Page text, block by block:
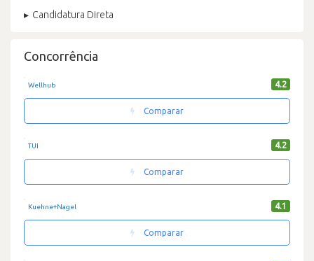
Candidatura Direta
Concorrência
Wellhub 4.2
Comparar
TUI 4.2
Comparar
Kuehne+Nagel 4.1
Comparar